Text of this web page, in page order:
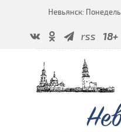
Невьянск:
rss 18+